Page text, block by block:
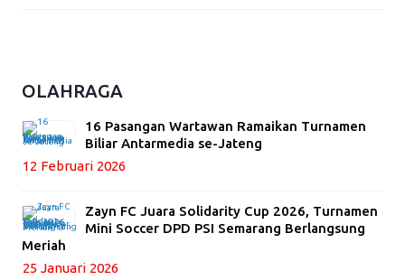
OLAHRAGA
16 Pasangan Wartawan Ramaikan Turnamen
Biliar Antarmedia se-Jateng
12 Februari 2026
Zayn FC Juara Solidarity Cup 2026, Turnamen
Mini Soccer DPD PSI Semarang Berlangsung
Meriah
25 Januari 2026